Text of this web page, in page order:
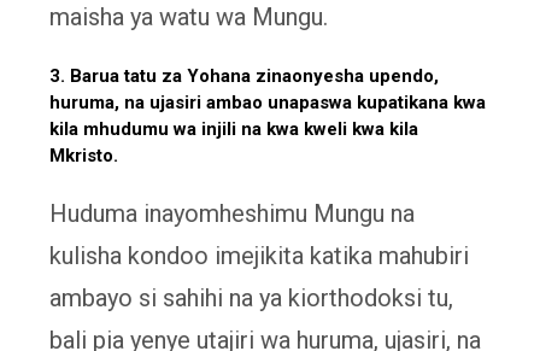
maisha ya watu wa Mungu.
3. Barua tatu za Yohana zinaonyesha upendo,
huruma, na ujasiri ambao unapaswa kupatikana kwa
kila mhudumu wa injili na kwa kweli kwa kila
Mkristo.
Huduma inayomheshimu Mungu na
kulisha kondoo imejikita katika mahubiri
ambayo si sahihi na ya kiorthodoksi tu,
bali pia yenye utajiri wa huruma, ujasiri, na